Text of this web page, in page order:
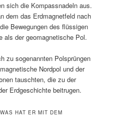
sich die Kompassnadeln aus.
dem das Erdmagnetfeld nach
Bewegungen des flüssigen
als der geomagnetische Pol.
zu sogenannten Polsprüngen
Nordpol und der
tauschten, die zu der
Erdgeschichte beitrugen.
HAT ER MIT DEM